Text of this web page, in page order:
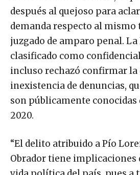
después al quejoso para
demanda respecto al mismo
juzgado de amparo penal. La
clasificado como
incluso rechazó confirmar la
inexistencia de denuncias,
son públicamente conocidas
2020.
“El delito atribuido a Pío
Obrador tiene implicaciones
vida política del país, pues a